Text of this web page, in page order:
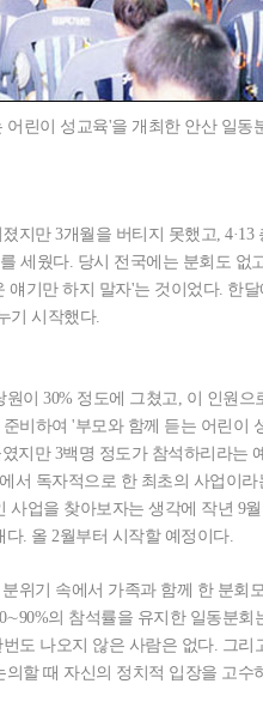
어린이 성교육'을 개최한 안산 일
지만 3개월을 버티지 못했고,
세웠다. 당시 전국에는 분회도
기만 하지 말자'는 것이었다. 한
기 시작했다.
이 30% 정도에 그쳤고, 이 인원
비하여 '부모와 함께 듣는 어린이
지만 3백명 정도가 참석하리라는
서 독자적으로 한 최초의 사업이
업을 찾아보자는 생각에 작년 9
. 올 2월부터 시작할 예정이다.
위기 속에서 가족과 함께 한 분회
의 참석률을 유지한 일동분
도 나오지 않은 사람은 없다. 그
할 때 자신의 정치적 입장을 고